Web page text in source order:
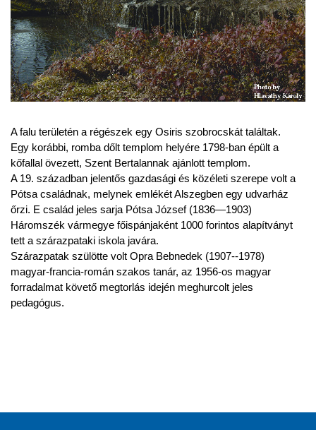
A falu területén a régészek egy Osiris szobrocskát találtak.
Egy korábbi, romba dőlt templom helyére 1798-ban épült a
kőfallal övezett, Szent Bertalannak ajánlott templom.
A 19. században jelentős gazdasági és közéleti szerepe volt a
Pótsa családnak, melynek emlékét Alszegben egy udvarház
őrzi. E család jeles sarja Pótsa József (1836—1903)
Háromszék vármegye főispánjaként 1000 forintos alapítványt
tett a szárazpataki iskola javára.
Szárazpatak szülötte volt Opra Bebnedek (1907--1978)
magyar-francia-román szakos tanár, az 1956-os magyar
forradalmat követő megtorlás idején meghurcolt jeles
pedagógus.